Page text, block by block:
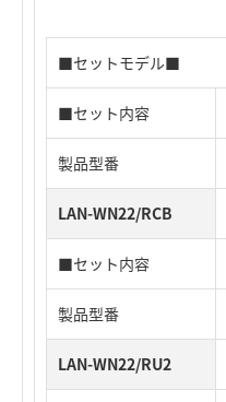
■セットモデル■
■セット内容
製品型番
LAN-WN22/RCB
■セット内容
製品型番
LAN-WN22/RU2